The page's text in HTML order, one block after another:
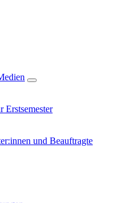
Erstsemester
und Beauftragte